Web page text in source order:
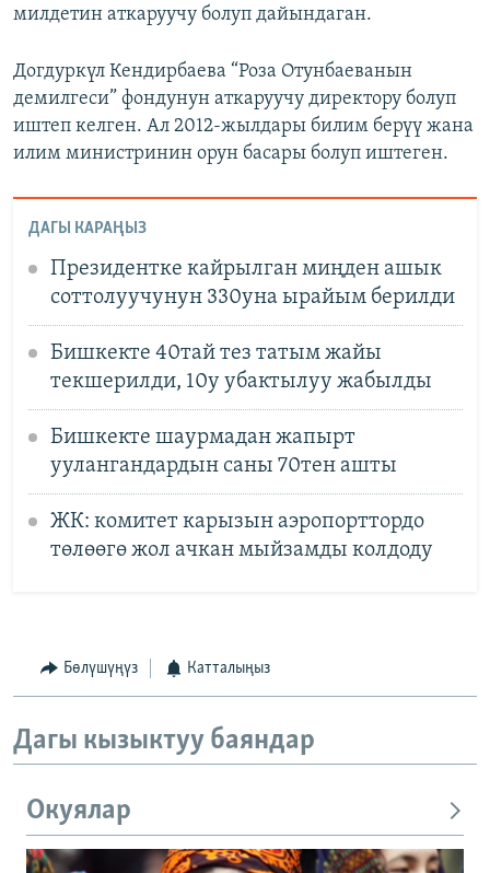
милдетин аткаруучу болуп дайындаган.
Догдуркүл Кендирбаева “Роза Отунбаеванын
демилгеси” фондунун аткаруучу директору болуп
иштеп келген. Ал 2012-жылдары билим берүү жана
илим министринин орун басары болуп иштеген.
ДАГЫ КАРАҢЫЗ
Президентке кайрылган миңден ашык
соттолуучунун 330уна ырайым берилди
Бишкекте 40тай тез татым жайы
текшерилди, 10у убактылуу жабылды
Бишкекте шаурмадан жапырт
уулангандардын саны 70тен ашты
ЖК: комитет карызын аэропорттордо
төлөөгө жол ачкан мыйзамды колдоду
Бөлүшүңүз Катталыңыз
Дагы кызыктуу баяндар
Окуялар